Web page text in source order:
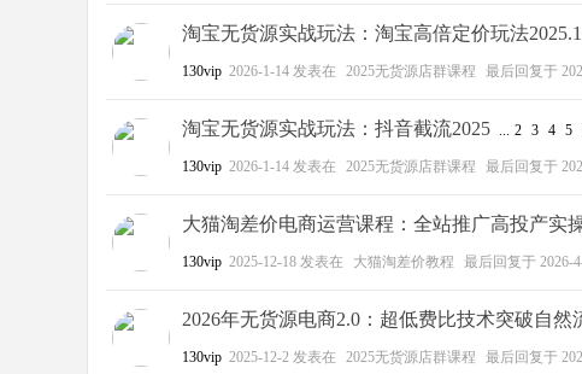
淘宝无货源实战玩法：淘宝高倍定价玩法
130vip 2026-1-14 发表在 2025无货源店群课程 最后回复于
淘宝无货源实战玩法：抖音截流2025 ... 2 3 4 5
130vip 2026-1-14 发表在 2025无货源店群课程 最后回复于
大猫淘差价电商运营课程：全站推广高投产实
130vip 2025-12-18 发表在 大猫淘差价教程 最后回复于 2026-
2026年无货源电商2.0：超低费比技术突破自
130vip 2025-12-2 发表在 2025无货源店群课程 最后回复于